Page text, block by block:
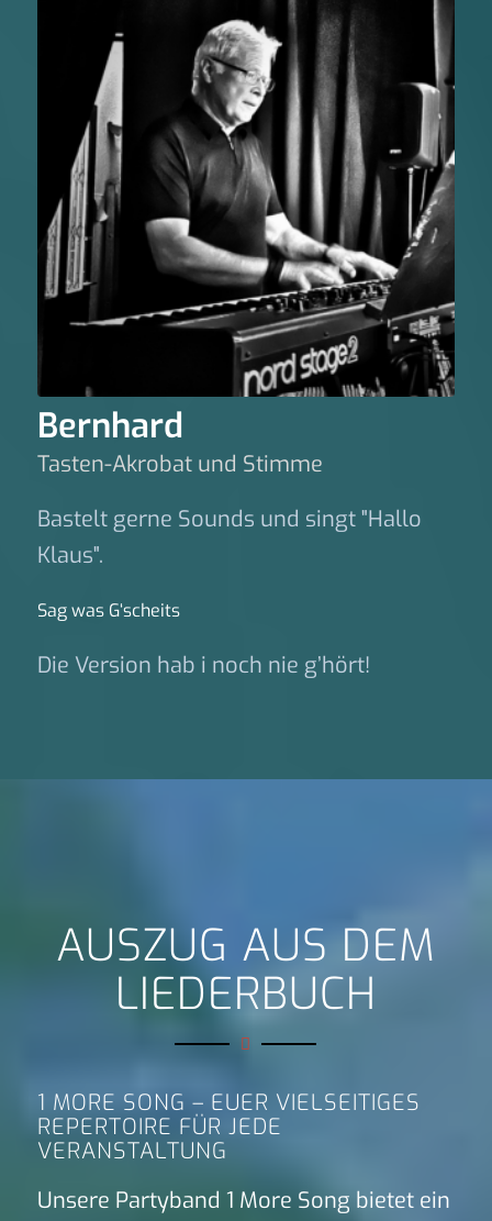
Bernhard
Tasten-Akrobat und Stimme
Bastelt gerne Sounds und singt "Hallo
Klaus".
Sag was G‘scheits
Die Version hab i noch nie g’hört!
AUSZUG AUS DEM
LIEDERBUCH
1 MORE SONG – EUER VIELSEITIGES
REPERTOIRE FÜR JEDE
VERANSTALTUNG
Unsere Partyband 1 More Song bietet ein